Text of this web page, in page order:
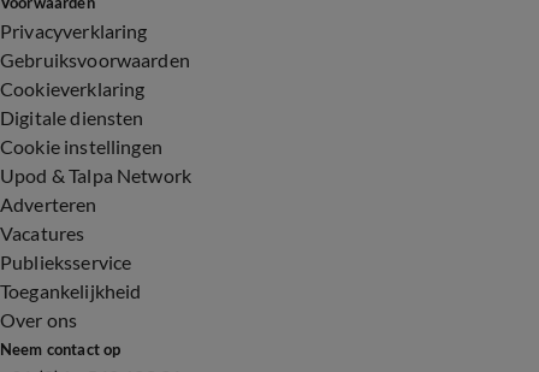
Privacyverklaring
Gebruiksvoorwaarden
Cookieverklaring
Digitale diensten
Cookie instellingen
Upod & Talpa Network
Adverteren
Vacatures
Publieksservice
Toegankelijkheid
Over ons
Neem contact op